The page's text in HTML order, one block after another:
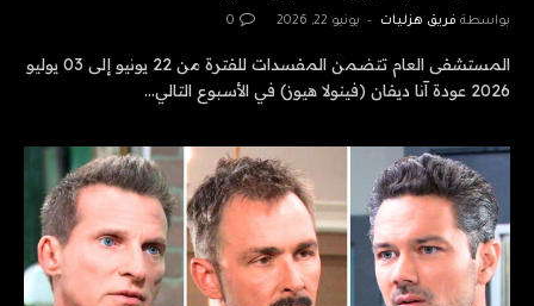
بواسطة فريق هزليات يونيو 22, 2026 0
المستشفى العام تتضمن المفسدات للفترة من 22 يونيو إلى 03 يوليو
2026 عودة آنا ديفان (فينولا هيوز) في الأسبوع التالي…